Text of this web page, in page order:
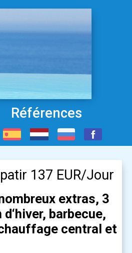
Références
137 EUR/Jour
extras, 3
barbecue,
central et